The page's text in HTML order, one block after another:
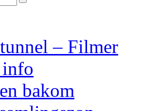
– Filmer
bakom